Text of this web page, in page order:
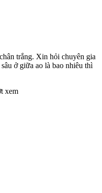
trắng. Xin hỏi chuyên gia
ở giữa ao là bao nhiêu thì
xem